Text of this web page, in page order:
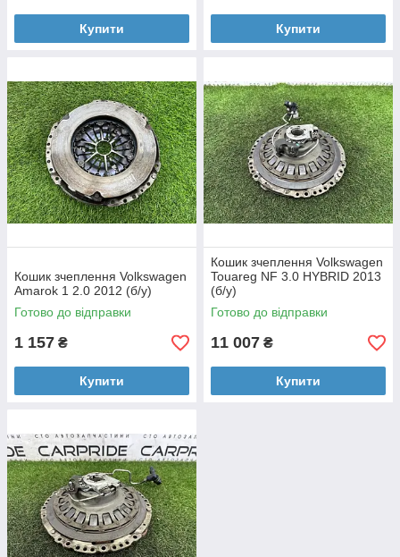
Купити Купити
Кошик зчеплення Volkswagen
Amarok 1 2.0 2012 (б/у)
Готово до відправки
1 157 ₴
Купити
Кошик зчеплення Volkswagen
Touareg NF 3.0 HYBRID 2013
(б/у)
Готово до відправки
11 007 ₴
Купити